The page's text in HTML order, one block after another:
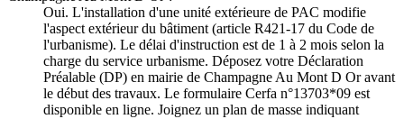
Oui. L'installation d'une unité extérieure de PAC modifie
l'aspect extérieur du bâtiment (article R421-17 du Code de
l'urbanisme). Le délai d'instruction est de 1 à 2 mois selon la
charge du service urbanisme. Déposez votre Déclaration
Préalable (DP) en mairie de Champagne Au Mont D Or avant
le début des travaux. Le formulaire Cerfa n°13703*09 est
disponible en ligne. Joignez un plan de masse indiquant